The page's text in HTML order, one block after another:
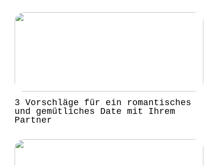
3 Vorschläge für ein romantisches
und gemütliches Date mit Ihrem
Partner